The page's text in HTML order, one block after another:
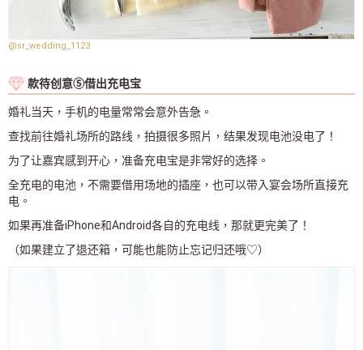
@sr_wedding_1123
款待创意⑤借出充电宝
婚礼当天，手机的电量常常会意外告急。
查找前往婚礼场所的路线，拍摄很多照片，结果发现电池没电了！
为了让嘉宾感到开心，准备充电宝是非常好的选择。
全充电的电池，不需要借用场地的插座，也可以带入宴会场所直接充
电。
如果再准备iPhone和Android各自的充电线，那就更完美了！
（如果建立了退还箱，可能也能防止忘记归还哦♡）